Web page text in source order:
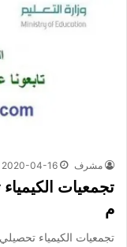
مشرف 2020-04-16
م